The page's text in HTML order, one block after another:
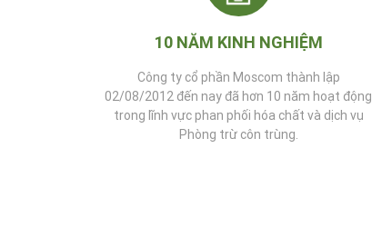
10 NĂM KINH NGHIỆM
Công ty cổ phần Moscom thành lập
02/08/2012 đến nay đã hơn 10 năm hoạt động
trong lĩnh vực phan phối hóa chất và dịch vụ
Phòng trừ côn trùng.